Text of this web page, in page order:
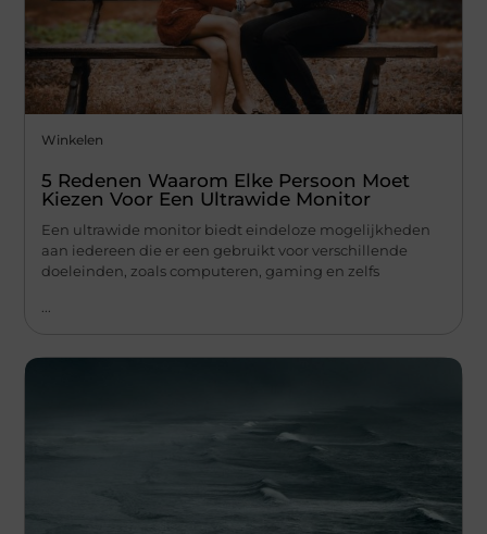
Winkelen
5 Redenen Waarom Elke Persoon Moet
Kiezen Voor Een Ultrawide Monitor
Een ultrawide monitor biedt eindeloze mogelijkheden
aan iedereen die er een gebruikt voor verschillende
doeleinden, zoals computeren, gaming en zelfs